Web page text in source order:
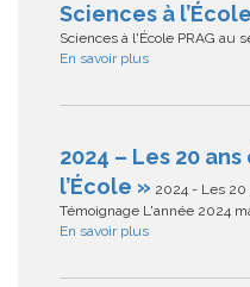
Sciences à l’École
Sciences à l'École PRAG au
En savoir plus
2024 – Les 20
l’École » 2024 - Les 20
Témoignage L'année 2024
En savoir plus